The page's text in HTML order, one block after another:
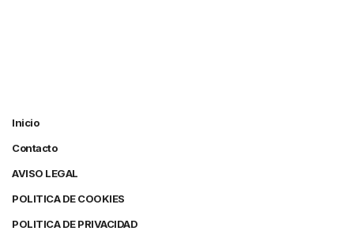
Inicio
Contacto
AVISO LEGAL
POLITICA DE COOKIES
POLITICA DE PRIVACIDAD